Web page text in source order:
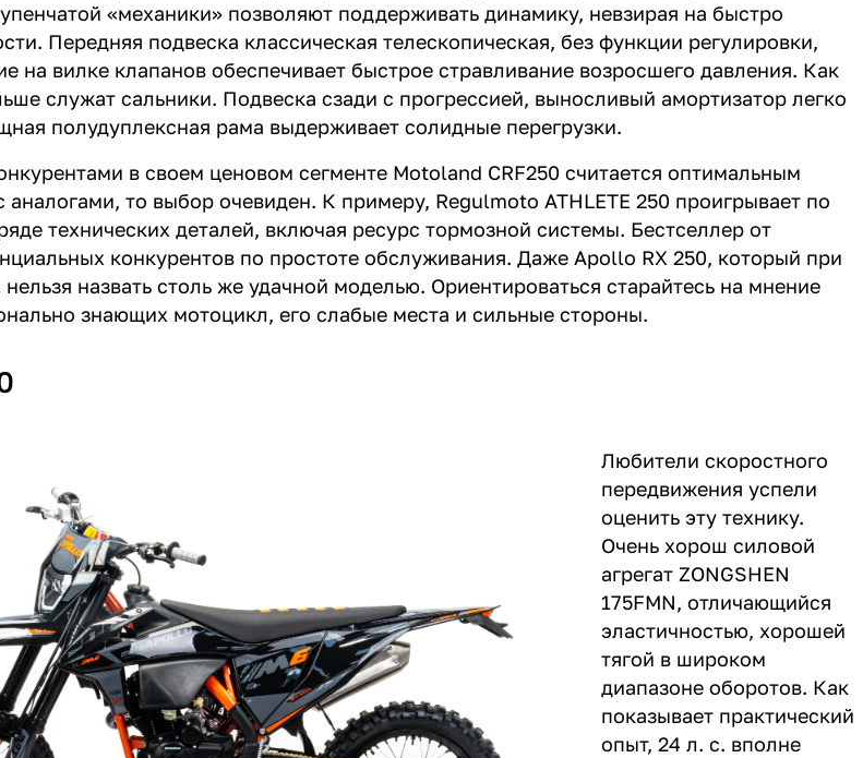
«механики» позволяют поддерживать динамику, невзирая на быстро
Передняя подвеска классическая телескопическая, без функции регулировки,
на вилке клапанов обеспечивает быстрое стравливание возросшего давления. Как
служат сальники. Подвеска сзади с прогрессией, выносливый амортизатор легко
полудуплексная рама выдерживает солидные перегрузки.
в своем ценовом сегменте Motoland CRF250 считается оптимальным
то выбор очевиден. К примеру, Regulmoto ATHLETE 250 проигрывает по
технических деталей, включая ресурс тормозной системы. Бестселлер от
конкурентов по простоте обслуживания. Даже Apollo RX 250, который при
назвать столь же удачной моделью. Ориентироваться старайтесь на мнение
знающих мотоцикл, его слабые места и сильные стороны.
Любители скоростного
передвижения успели
оценить эту технику.
Очень хорош силовой
агрегат ZONGSHEN
175FMN, отличающийся
эластичностью, хорошей
тягой в широком
диапазоне оборотов. Как
показывает практический
опыт, 24 л. с. вполне